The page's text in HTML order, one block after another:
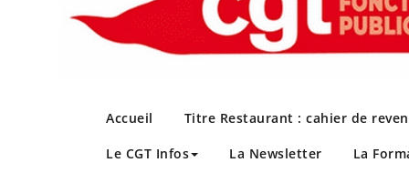
CGT Métropole
Accueil Titre Restaurant : cahier de
Le CGT Infos La Newsletter La